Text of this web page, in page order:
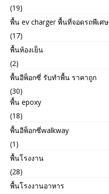
(19)
พื้น ev charger พื้นที่จอดรถพืเศ
(17)
พื้นห้องเย็น
(2)
พื้นอีพ็อกซี่ รับทำพื้น ราคาถูก
(30)
พื้น epoxy
(18)
พื้นอีพ็อกซี่walkway
(1)
พื้นโรงงาน
(28)
พื้นโรงงานอาหาร